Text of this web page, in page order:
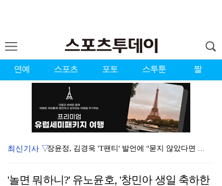
연예 스포츠 포토 스투툰 짤
장윤정, 김경욱 'T팬티' 발언에 "묻지 않았다면 성희…
최신기사 ▽
'놀면 뭐하니?' 유노윤호, '창민아 생일 축하한